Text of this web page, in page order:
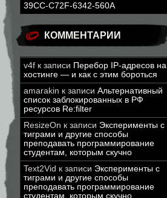
39CC-C72F-6342-560A
КОММЕНТАРИИ
v4f к записи Перебор IP-адресов на
хостинге — и как с этим бороться
amarakin к записи Альтернативный
список заблокированных в РФ
ресурсов Re:filter
ResizeOn к записи Эксперименты с
тиграми и другие способы
преподавать программирование
студентам, которым скучно
Text2Vid к записи Эксперименты с
тиграми и другие способы
преподавать программирование
студентам, которым скучно